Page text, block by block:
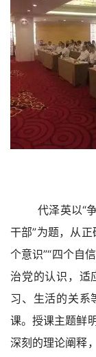
代泽英以“
干部”为题，从
个意识”“四个自
治党的认识，适
习、生活的关系
课。授课主题鲜
深刻的理论阐释